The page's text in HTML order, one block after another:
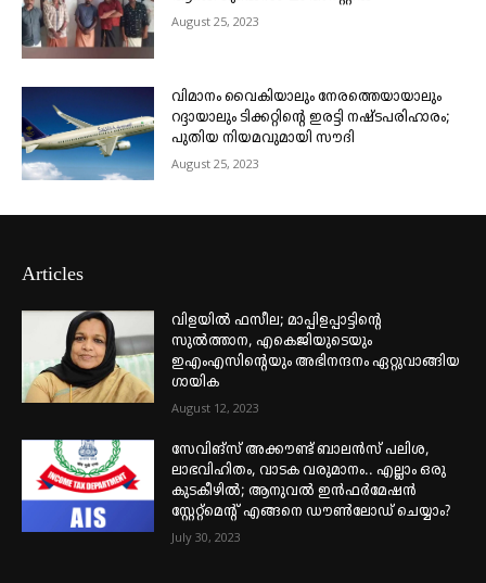
August 25, 2023
വിമാനം വൈകിയാലും നേരത്തെയായാലും
റദ്ദായാലും ടിക്കറ്റിന്റെ ഇരട്ടി നഷ്ടപരിഹാരം;
പുതിയ നിയമവുമായി സൗദി
August 25, 2023
Articles
വിളയിൽ ഫസീല; മാപ്പിളപ്പാട്ടിന്റെ
സുൽത്താന, എകെജിയുടെയും
ഇഎംഎസിന്റെയും അഭിനന്ദനം ഏറ്റുവാങ്ങിയ
ഗായിക
August 12, 2023
സേവിങ്സ് അക്കൗണ്ട് ബാലൻസ് പലിശ,
ലാഭവിഹിതം, വാടക വരുമാനം.. എല്ലാം ഒരു
കുടകീഴിൽ; ആനുവൽ ഇൻഫർമേഷൻ
സ്റ്റേറ്റ്മെന്റ് എങ്ങനെ ഡൗൺലോഡ് ചെയ്യാം?
July 30, 2023